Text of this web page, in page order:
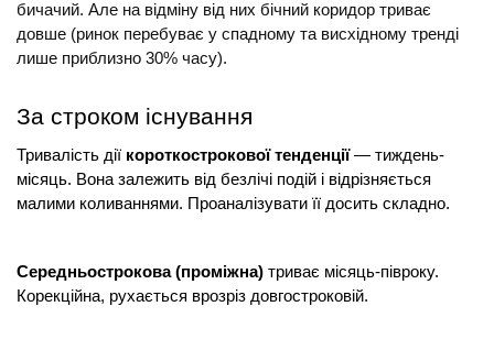
бичачий. Але на відміну від них бічний коридор триває
довше (ринок перебуває у спадному та висхідному тренді
лише приблизно 30% часу).
За строком існування
Тривалість дії короткострокової тенденції — тиждень-
місяць. Вона залежить від безлічі подій і відрізняється
малими коливаннями. Проаналізувати її досить складно.
Середньострокова (проміжна) триває місяць-півроку.
Корекційна, рухається врозріз довгостроковій.